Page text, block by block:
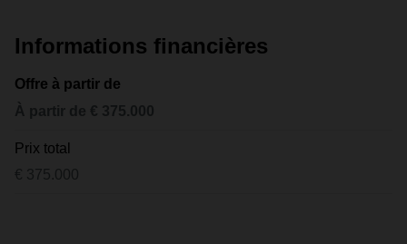
Informations financières
Offre à partir de
À partir de € 375.000
Prix total
€ 375.000